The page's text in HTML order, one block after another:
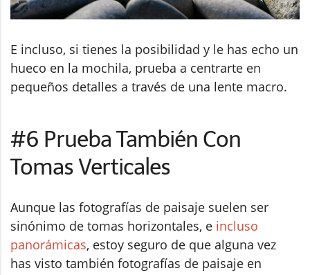
E incluso, si tienes la posibilidad y le has echo un
hueco en la mochila, prueba a centrarte en
pequeños detalles a través de una lente macro.
#6 Prueba También Con
Tomas Verticales
Aunque las fotografías de paisaje suelen ser
sinónimo de tomas horizontales, e incluso
panorámicas, estoy seguro de que alguna vez
has visto también fotografías de paisaje en